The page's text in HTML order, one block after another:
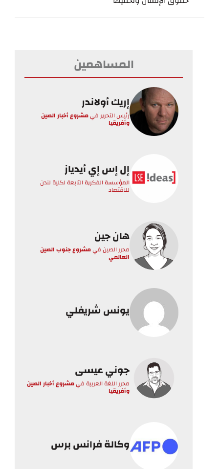
المساهمين
إريك أولاندر
رئيس التحرير فيمشروع أخبار الصين
وأفريقيا
إل إس إي أيدياز
المؤسسة الفكرية التابعة لكلية لندن
للاقتصاد
هان جين
محرر الصينفيمشروع جنوب الصين
العالمي
يونس شريفلي
جوني عيسى
محرر اللغة العربية فيمشروع أخبار الصين
وأفريقيا
وكالة فرانس برس